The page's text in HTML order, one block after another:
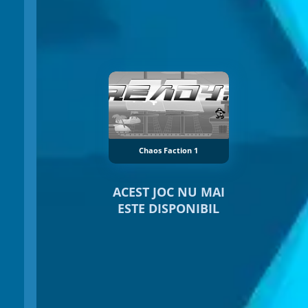
Chaos Faction 1
ACEST JOC NU MAI
ESTE DISPONIBIL